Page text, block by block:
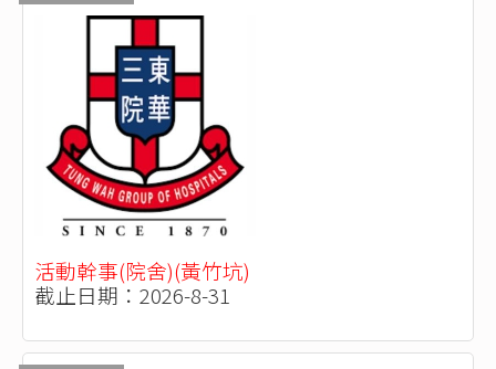
活動幹事(院舍)(黃竹坑)
截止日期：2026-8-31